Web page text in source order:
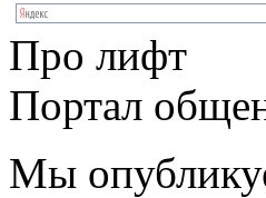
Про лифт
Портал
Мы